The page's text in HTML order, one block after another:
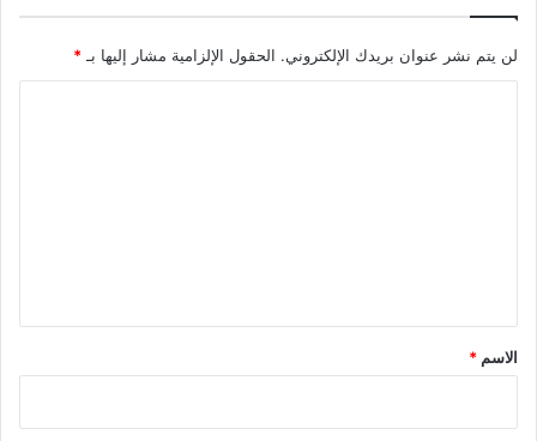
لن يتم نشر عنوان بريدك الإلكتروني. الحقول الإلزامية مشار إليها بـ*
*
الاسم *